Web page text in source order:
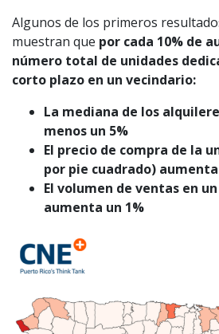
Algunos de los primeros
muestran que por cada 10% de
número total de unidades
corto plazo en un vecindario:
La mediana de los
menos un 5%
El precio de compra de la
por pie cuadrado) aumenta
El volumen de ventas en
aumenta un 1%